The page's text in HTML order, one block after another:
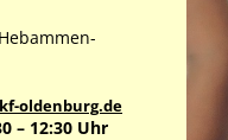
oldenburg.de
– 12:30 Uhr